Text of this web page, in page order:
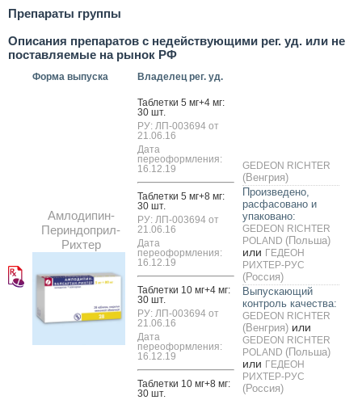
Препараты группы
Описания препаратов с недействующими рег. уд. или не
поставляемые на рынок РФ
Форма выпуска Владелец рег. уд.
Амлодипин-
Периндоприл-
Рихтер
Таб­летки 5 мг+4 мг:
30 шт.
РУ: ЛП-003694 от
21.06.16
Дата
переоформления:
16.12.19
Таб­летки 5 мг+8 мг:
30 шт.
РУ: ЛП-003694 от
21.06.16
Дата
переоформления:
16.12.19
Таб­летки 10 мг+4 мг:
30 шт.
РУ: ЛП-003694 от
21.06.16
Дата
переоформления:
16.12.19
Таб­летки 10 мг+8 мг:
30 шт.
GEDEON RICHTER
(Венгрия)
Произведено,
расфасовано и
упаковано:
GEDEON RICHTER
POLAND (Польша)
или ГЕДЕОН
РИХТЕР-РУС
(Россия)
Выпускающий
контроль качества:
GEDEON RICHTER
(Венгрия) или
GEDEON RICHTER
POLAND (Польша)
или ГЕДЕОН
РИХТЕР-РУС
(Россия)